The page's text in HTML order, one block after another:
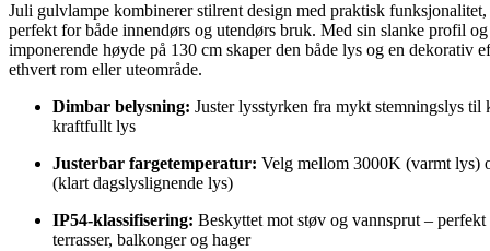
Juli gulvlampe kombinerer stilrent design med praktisk funksjonalitet,
perfekt for både innendørs og utendørs bruk. Med sin slanke profil og
imponerende høyde på 130 cm skaper den både lys og en dekorativ
ethvert rom eller uteområde.
Dimbar belysning: Juster lysstyrken fra mykt stemningslys til
kraftfullt lys
Justerbar fargetemperatur: Velg mellom 3000K (varmt lys)
(klart dagslyslignende lys)
IP54-klassifisering: Beskyttet mot støv og vannsprut –
terrasser, balkonger og hager